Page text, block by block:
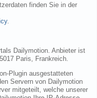
finden Sie in der
.
Dailymotion. Anbieter ist
Paris, Frankreich.
Plugin ausgestatteten
Servern von Dailymotion
mitgeteilt, welche unserer